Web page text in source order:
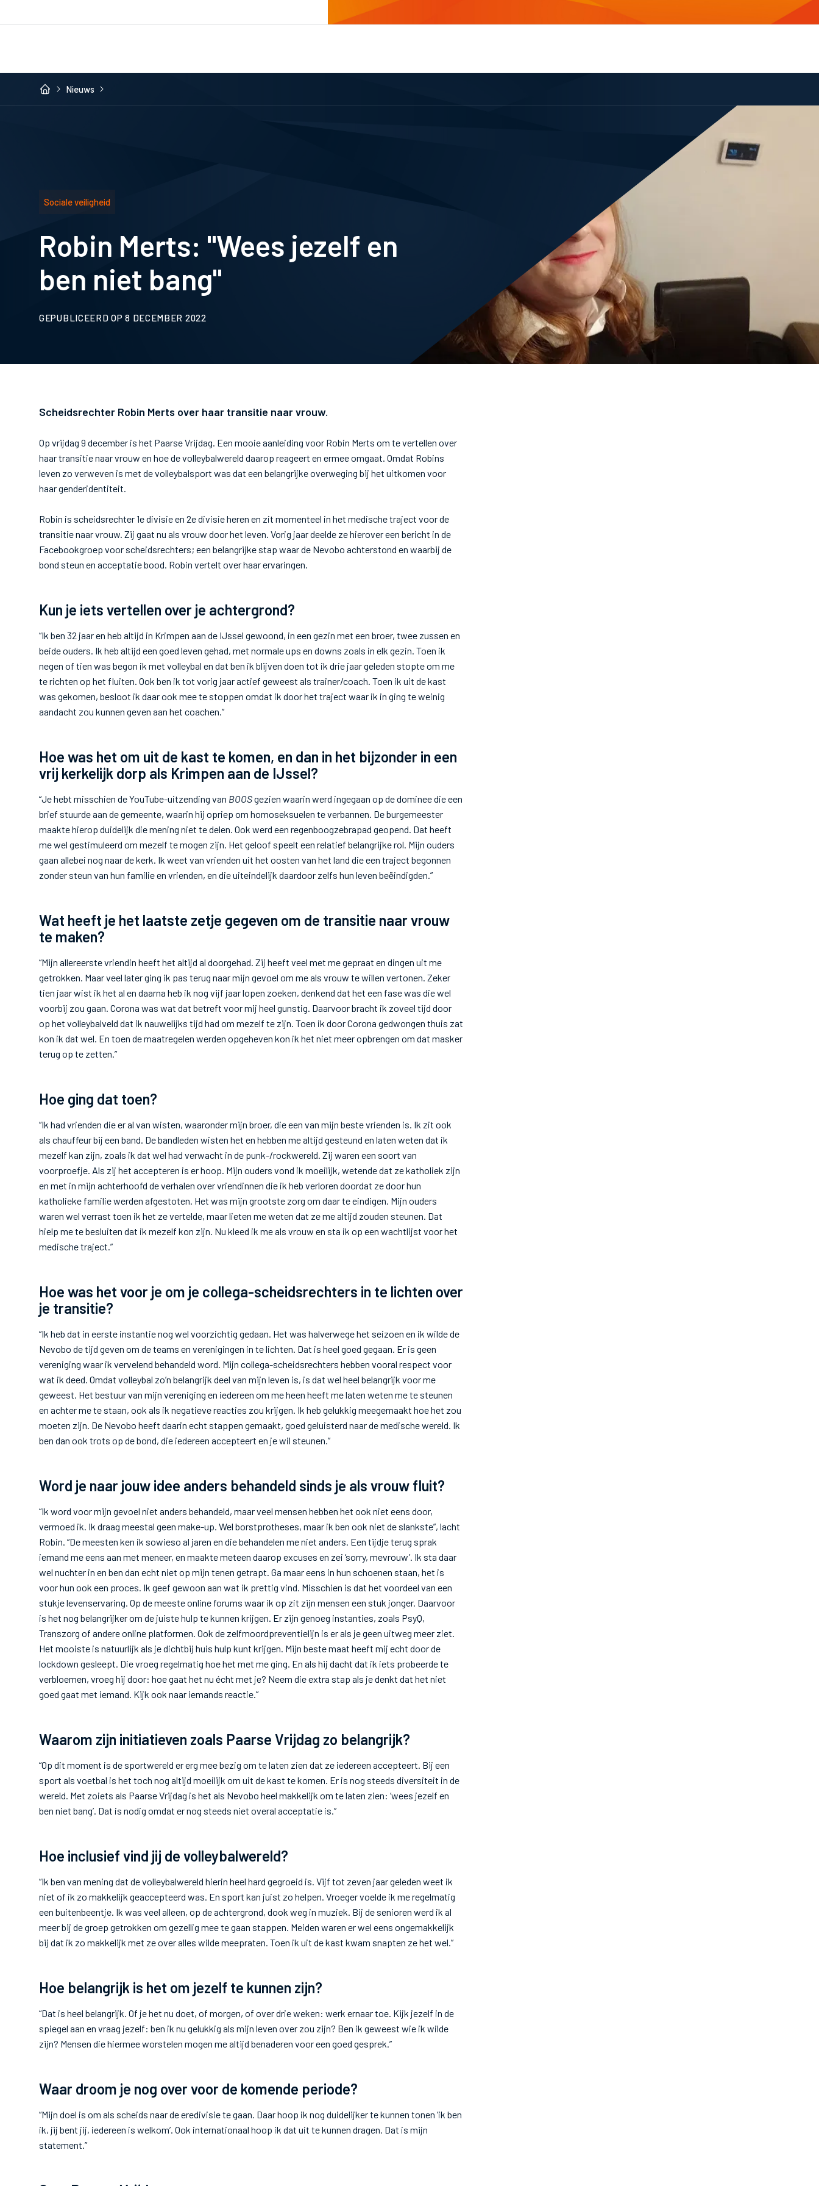
Nieuws
Sociale veiligheid
Robin Merts: "Wees jezelf en
ben niet bang"
GEPUBLICEERD OP 8 DECEMBER 2022
Scheidsrechter Robin Merts over haar transitie naar vrouw.
Op vrijdag 9 december is het Paarse Vrijdag. Een mooie aanleiding voor Robin Merts om te vertellen over
haar transitie naar vrouw en hoe de volleybalwereld daarop reageert en ermee omgaat. Omdat Robins
leven zo verweven is met de volleybalsport was dat een belangrijke overweging bij het uitkomen voor
haar genderidentiteit.
Robin is scheidsrechter 1e divisie en 2e divisie heren en zit momenteel in het medische traject voor de
transitie naar vrouw. Zij gaat nu als vrouw door het leven. Vorig jaar deelde ze hierover een bericht in de
Facebookgroep voor scheidsrechters; een belangrijke stap waar de Nevobo achterstond en waarbij de
bond steun en acceptatie bood. Robin vertelt over haar ervaringen.
Kun je iets vertellen over je achtergrond?
“Ik ben 32 jaar en heb altijd in Krimpen aan de IJssel gewoond, in een gezin met een broer, twee zussen en
beide ouders. Ik heb altijd een goed leven gehad, met normale ups en downs zoals in elk gezin. Toen ik
negen of tien was begon ik met volleybal en dat ben ik blijven doen tot ik drie jaar geleden stopte om me
te richten op het fluiten. Ook ben ik tot vorig jaar actief geweest als trainer/coach. Toen ik uit de kast
was gekomen, besloot ik daar ook mee te stoppen omdat ik door het traject waar ik in ging te weinig
aandacht zou kunnen geven aan het coachen.”
Hoe was het om uit de kast te komen, en dan in het bijzonder in een
vrij kerkelijk dorp als Krimpen aan de IJssel?
“Je hebt misschien de YouTube-uitzending van BOOSgezien waarin werd ingegaan op de dominee die een
brief stuurde aan de gemeente, waarin hij opriep om homoseksuelen te verbannen. De burgemeester
maakte hierop duidelijk die mening niet te delen. Ook werd een regenboogzebrapad geopend. Dat heeft
me wel gestimuleerd om mezelf te mogen zijn. Het geloof speelt een relatief belangrijke rol. Mijn ouders
gaan allebei nog naar de kerk. Ik weet van vrienden uit het oosten van het land die een traject begonnen
zonder steun van hun familie en vrienden, en die uiteindelijk daardoor zelfs hun leven beëindigden.”
Wat heeft je het laatste zetje gegeven om de transitie naar vrouw
te maken?
“Mijn allereerste vriendin heeft het altijd al doorgehad. Zij heeft veel met me gepraat en dingen uit me
getrokken. Maar veel later ging ik pas terug naar mijn gevoel om me als vrouw te willen vertonen. Zeker
tien jaar wist ik het al en daarna heb ik nog vijf jaar lopen zoeken, denkend dat het een fase was die wel
voorbij zou gaan. Corona was wat dat betreft voor mij heel gunstig. Daarvoor bracht ik zoveel tijd door
op het volleybalveld dat ik nauwelijks tijd had om mezelf te zijn. Toen ik door Corona gedwongen thuis zat
kon ik dat wel. En toen de maatregelen werden opgeheven kon ik het niet meer opbrengen om dat masker
terug op te zetten.”
Hoe ging dat toen?
“Ik had vrienden die er al van wisten, waaronder mijn broer, die een van mijn beste vrienden is. Ik zit ook
als chauffeur bij een band. De bandleden wisten het en hebben me altijd gesteund en laten weten dat ik
mezelf kan zijn, zoals ik dat wel had verwacht in de punk-/rockwereld. Zij waren een soort van
voorproefje. Als zij het accepteren is er hoop. Mijn ouders vond ik moeilijk, wetende dat ze katholiek zijn
en met in mijn achterhoofd de verhalen over vriendinnen die ik heb verloren doordat ze door hun
katholieke familie werden afgestoten. Het was mijn grootste zorg om daar te eindigen. Mijn ouders
waren wel verrast toen ik het ze vertelde, maar lieten me weten dat ze me altijd zouden steunen. Dat
hielp me te besluiten dat ik mezelf kon zijn. Nu kleed ik me als vrouw en sta ik op een wachtlijst voor het
medische traject.”
Hoe was het voor je om je collega-scheidsrechters in te lichten over
je transitie?
“Ik heb dat in eerste instantie nog wel voorzichtig gedaan. Het was halverwege het seizoen en ik wilde de
Nevobo de tijd geven om de teams en verenigingen in te lichten. Dat is heel goed gegaan. Er is geen
vereniging waar ik vervelend behandeld word. Mijn collega-scheidsrechters hebben vooral respect voor
wat ik deed. Omdat volleybal zo’n belangrijk deel van mijn leven is, is dat wel heel belangrijk voor me
geweest. Het bestuur van mijn vereniging en iedereen om me heen heeft me laten weten me te steunen
en achter me te staan, ook als ik negatieve reacties zou krijgen. Ik heb gelukkig meegemaakt hoe het zou
moeten zijn. De Nevobo heeft daarin echt stappen gemaakt, goed geluisterd naar de medische wereld. Ik
ben dan ook trots op de bond, die iedereen accepteert en je wil steunen.”
Word je naar jouw idee anders behandeld sinds je als vrouw fluit?
“Ik word voor mijn gevoel niet anders behandeld, maar veel mensen hebben het ook niet eens door,
vermoed ik. Ik draag meestal geen make-up. Wel borstprotheses, maar ik ben ook niet de slankste”, lacht
Robin. “De meesten ken ik sowieso al jaren en die behandelen me niet anders. Een tijdje terug sprak
iemand me eens aan met meneer, en maakte meteen daarop excuses en zei ‘sorry, mevrouw’. Ik sta daar
wel nuchter in en ben dan echt niet op mijn tenen getrapt. Ga maar eens in hun schoenen staan, het is
voor hun ook een proces. Ik geef gewoon aan wat ik prettig vind. Misschien is dat het voordeel van een
stukje levenservaring. Op de meeste online forums waar ik op zit zijn mensen een stuk jonger. Daarvoor
is het nog belangrijker om de juiste hulp te kunnen krijgen. Er zijn genoeg instanties, zoals PsyQ,
Transzorg of andere online platformen. Ook de zelfmoordpreventielijn is er als je geen uitweg meer ziet.
Het mooiste is natuurlijk als je dichtbij huis hulp kunt krijgen. Mijn beste maat heeft mij echt door de
lockdown gesleept. Die vroeg regelmatig hoe het met me ging. En als hij dacht dat ik iets probeerde te
verbloemen, vroeg hij door: hoe gaat het nu écht met je? Neem die extra stap als je denkt dat het niet
goed gaat met iemand. Kijk ook naar iemands reactie.”
Waarom zijn initiatieven zoals Paarse Vrijdag zo belangrijk?
“Op dit moment is de sportwereld er erg mee bezig om te laten zien dat ze iedereen accepteert. Bij een
sport als voetbal is het toch nog altijd moeilijk om uit de kast te komen. Er is nog steeds diversiteit in de
wereld. Met zoiets als Paarse Vrijdag is het als Nevobo heel makkelijk om te laten zien: ‘wees jezelf en
ben niet bang’. Dat is nodig omdat er nog steeds niet overal acceptatie is.”
Hoe inclusief vind jij de volleybalwereld?
“Ik ben van mening dat de volleybalwereld hierin heel hard gegroeid is. Vijf tot zeven jaar geleden weet ik
niet of ik zo makkelijk geaccepteerd was. En sport kan juist zo helpen. Vroeger voelde ik me regelmatig
een buitenbeentje. Ik was veel alleen, op de achtergrond, dook weg in muziek. Bij de senioren werd ik al
meer bij de groep getrokken om gezellig mee te gaan stappen. Meiden waren er wel eens ongemakkelijk
bij dat ik zo makkelijk met ze over alles wilde meepraten. Toen ik uit de kast kwam snapten ze het wel.”
Hoe belangrijk is het om jezelf te kunnen zijn?
“Dat is heel belangrijk. Of je het nu doet, of morgen, of over drie weken: werk ernaar toe. Kijk jezelf in de
spiegel aan en vraag jezelf: ben ik nu gelukkig als mijn leven over zou zijn? Ben ik geweest wie ik wilde
zijn? Mensen die hiermee worstelen mogen me altijd benaderen voor een goed gesprek.”
Waar droom je nog over voor de komende periode?
“Mijn doel is om als scheids naar de eredivisie te gaan. Daar hoop ik nog duidelijker te kunnen tonen ‘ik ben
ik, jij bent jij, iedereen is welkom’. Ook internationaal hoop ik dat uit te kunnen dragen. Dat is mijn
statement.”